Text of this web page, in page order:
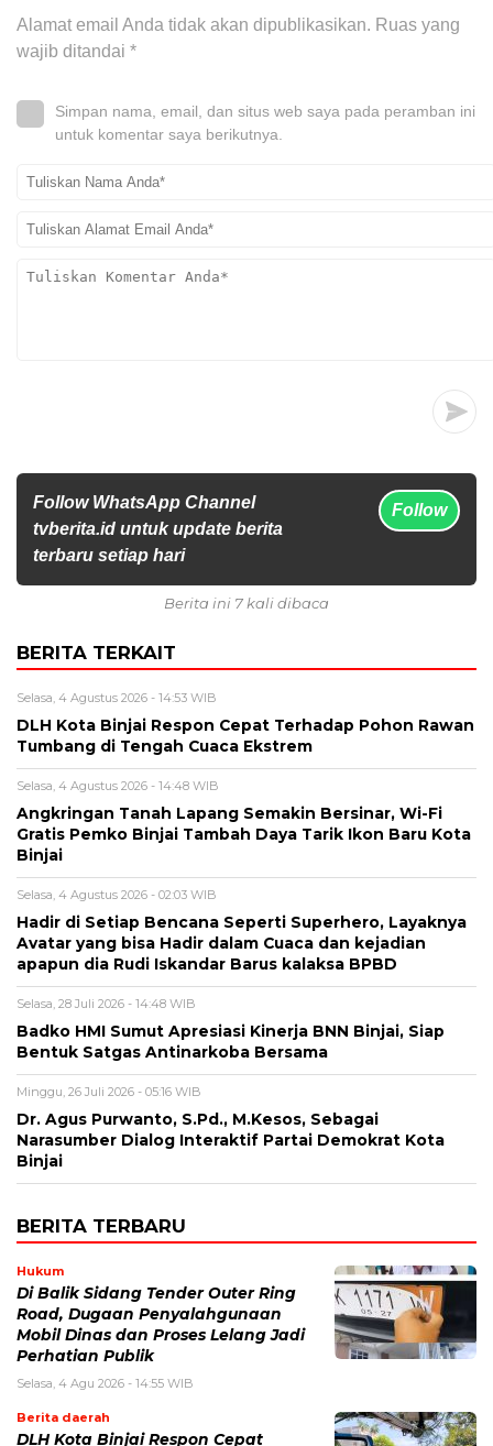
Alamat email Anda tidak akan dipublikasikan. Ruas yang
wajib ditandai *
Simpan nama, email, dan situs web saya pada peramban ini
untuk komentar saya berikutnya.
Follow WhatsApp Channel
tvberita.id untuk update berita
terbaru setiap hari
Follow
Berita ini 7 kali dibaca
BERITA TERKAIT
Selasa, 4 Agustus 2026 - 14:53 WIB
DLH Kota Binjai Respon Cepat Terhadap Pohon Rawan
Tumbang di Tengah Cuaca Ekstrem
Selasa, 4 Agustus 2026 - 14:48 WIB
Angkringan Tanah Lapang Semakin Bersinar, Wi-Fi
Gratis Pemko Binjai Tambah Daya Tarik Ikon Baru Kota
Binjai
Selasa, 4 Agustus 2026 - 02:03 WIB
Hadir di Setiap Bencana Seperti Superhero, Layaknya
Avatar yang bisa Hadir dalam Cuaca dan kejadian
apapun dia Rudi Iskandar Barus kalaksa BPBD
Selasa, 28 Juli 2026 - 14:48 WIB
Badko HMI Sumut Apresiasi Kinerja BNN Binjai, Siap
Bentuk Satgas Antinarkoba Bersama
Minggu, 26 Juli 2026 - 05:16 WIB
Dr. Agus Purwanto, S.Pd., M.Kesos, Sebagai
Narasumber Dialog Interaktif Partai Demokrat Kota
Binjai
BERITA TERBARU
Hukum
Di Balik Sidang Tender Outer Ring
Road, Dugaan Penyalahgunaan
Mobil Dinas dan Proses Lelang Jadi
Perhatian Publik
Selasa, 4 Agu 2026 - 14:55 WIB
Berita daerah
DLH Kota Binjai Respon Cepat